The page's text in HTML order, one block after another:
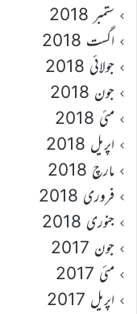
ستمبر 2018
اگست 2018
جولائی 2018
جون 2018
مئی 2018
اپریل 2018
مارچ 2018
فروری 2018
جنوری 2018
جون 2017
مئی 2017
اپریل 2017